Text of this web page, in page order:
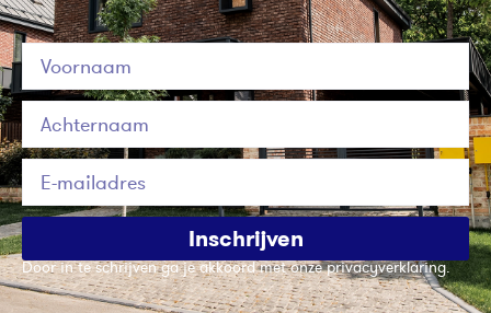
Inschrijven
Door in te schrijven ga je akkoord met onze privacyverklaring.